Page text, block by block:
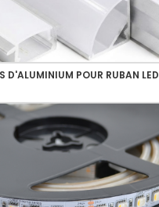
D'ALUMINIUM POUR RUBAN LED